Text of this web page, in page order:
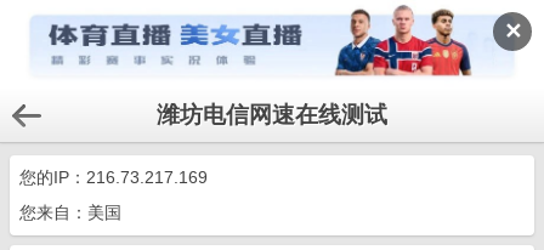
✕
潍坊电信网速在线测试
您的IP： 216.73.217.169
您来自：美国